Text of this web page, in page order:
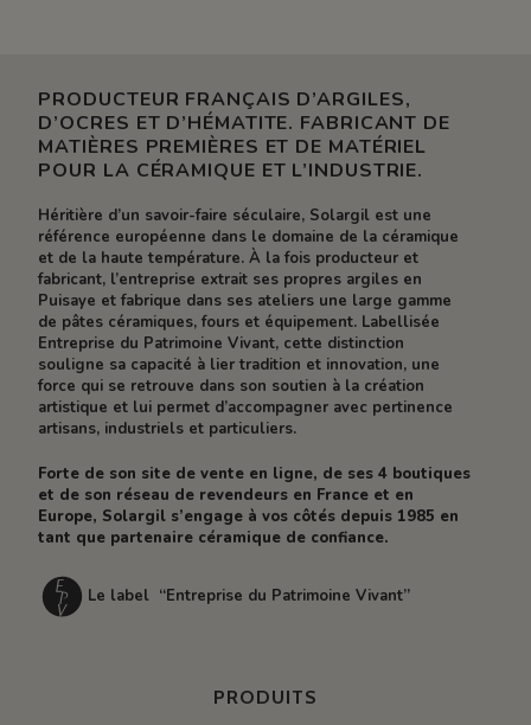
PRODUCTEUR FRANÇAIS D’ARGILES,
D’OCRES ET D’HÉMATITE. FABRICANT DE
MATIÈRES PREMIÈRES ET DE MATÉRIEL
POUR LA CÉRAMIQUE ET L’INDUSTRIE.
Héritière d’un savoir-faire séculaire, Solargil est une
référence européenne dans le domaine de la céramique
et de la haute température. À la fois producteur et
fabricant, l’entreprise extrait ses propres argiles en
Puisaye et fabrique dans ses ateliers une large gamme
de pâtes céramiques, fours et équipement. Labellisée
Entreprise du Patrimoine Vivant, cette distinction
souligne sa capacité à lier tradition et innovation, une
force qui se retrouve dans son soutien à la création
artistique et lui permet d’accompagner avec pertinence
artisans, industriels et particuliers.
Forte de son site de vente en ligne, de ses 4 boutiques
et de son réseau de revendeurs en France et en
Europe, Solargil s’engage à vos côtés depuis 1985 en
tant que partenaire céramique de confiance.
Le label “Entreprise du Patrimoine Vivant”
PRODUITS